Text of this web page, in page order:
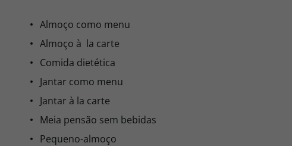
Almoço como menu
Almoço à la carte
Comida dietética
Jantar como menu
Jantar à la carte
Meia pensão sem bebidas
Pequeno-almoço